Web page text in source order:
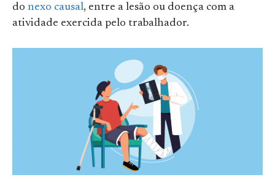
do nexo causal, entre a lesão ou doença com a
atividade exercida pelo trabalhador.